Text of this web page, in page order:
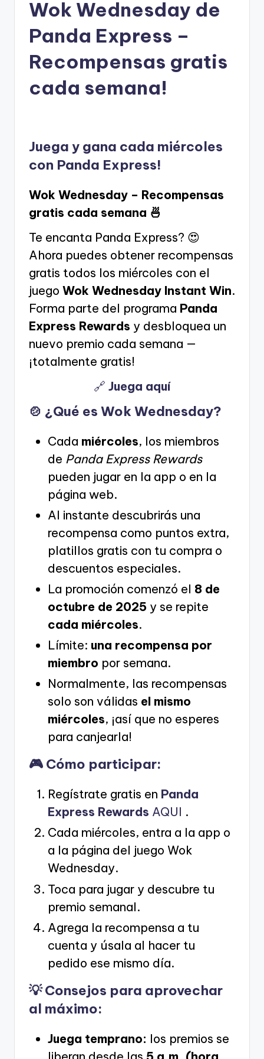
Wok Wednesday de
Panda Express –
Recompensas gratis
cada semana!
Juega y gana cada miércoles
con Panda Express!
Wok Wednesday – Recompensas
gratis cada semana 🍜
Te encanta Panda Express? 😍
Ahora puedes obtener recompensas
gratis todos los miércoles con el
juego Wok Wednesday Instant Win.
Forma parte del programa Panda
Express Rewards y desbloquea un
nuevo premio cada semana —
¡totalmente gratis!
🔗 Juega aquí
🍲 ¿Qué es Wok Wednesday?
Cada miércoles, los miembros
de Panda Express Rewards
pueden jugar en la app o en la
página web.
Al instante descubrirás una
recompensa como puntos extra,
platillos gratis con tu compra o
descuentos especiales.
La promoción comenzó el 8 de
octubre de 2025 y se repite
cada miércoles.
Límite: una recompensa por
miembro por semana.
Normalmente, las recompensas
solo son válidas el mismo
miércoles, ¡así que no esperes
para canjearla!
🎮 Cómo participar:
Regístrate gratis en Panda
Express Rewards AQUI .
Cada miércoles, entra a la app o
a la página del juego Wok
Wednesday.
Toca para jugar y descubre tu
premio semanal.
Agrega la recompensa a tu
cuenta y úsala al hacer tu
pedido ese mismo día.
💡 Consejos para aprovechar
al máximo:
Juega temprano: los premios se